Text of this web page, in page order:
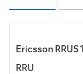
Ericsson
RRU